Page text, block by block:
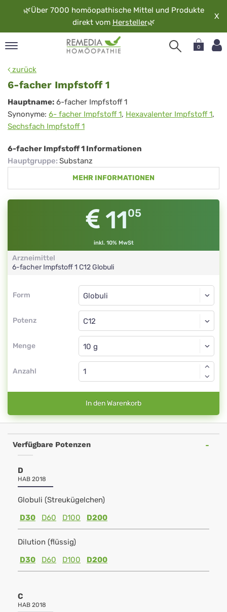
🌿Über 7000 homöopathische Mittel und Produkte
direkt vom Hersteller🌿
X
0
zurück
6-facher Impfstoff 1
6-
facher
Impfstoff
1
Hauptname: 6-facher Impfstoff 1
Synonyme: 6- facher Impfstoff 1, Hexavalenter Impfstoff 1,
Sechsfach Impfstoff 1
6-facher Impfstoff 1 Informationen
Hauptgruppe: Substanz
MEHR INFORMATIONEN
1105
inkl. 10% MwSt
Arzneimittel
6-facher Impfstoff 1 C12Globuli
Form
Form
Potenz
Globuli
C12
Menge
Globuli
Anzahl
In den Warenkorb
Verfügbare Potenzen
D
HAB 2018
Globuli (Streukügelchen)
D30
D60 D100 D200
Dilution (flüssig)
D30
D60 D100 D200
C
HAB 2018